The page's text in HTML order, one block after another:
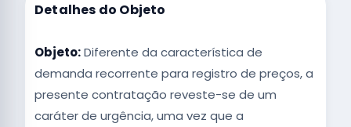
Detalhes do Objeto
Objeto:Diferente da característica de
demanda recorrente para registro de preços, a
presente contratação reveste-se de um
caráter de urgência, uma vez que a